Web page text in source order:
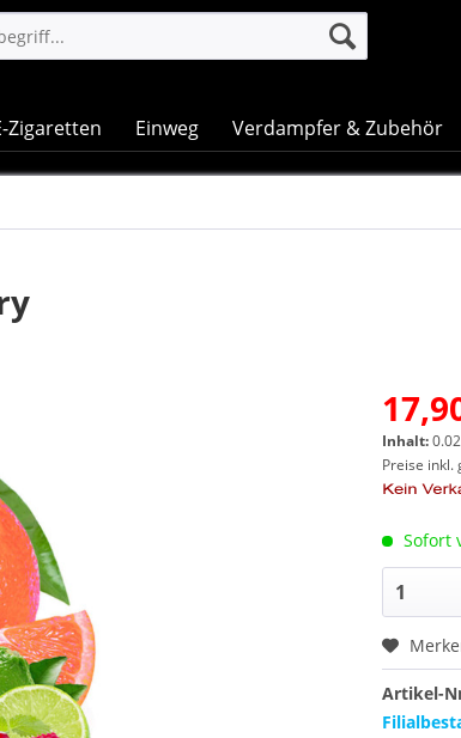
Zigaretten Einweg Verdampfer & Zubehör
Inhalt:
Preise
Sofort
Artikel-